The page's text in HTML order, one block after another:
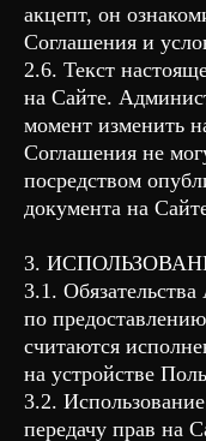
акцепт, он
Соглашения и
2.6. Текст
на Сайте.
момент изменить
Соглашения не
посредством
документа на
3.
3.1.
по
считаются
на устройстве
3.2.
передачу прав на